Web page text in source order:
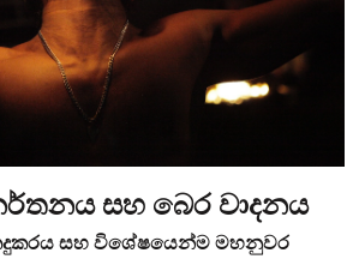
සහ බෙර වාදනය
කදුකරය සහ විශේෂයෙන්ම මහනුවර